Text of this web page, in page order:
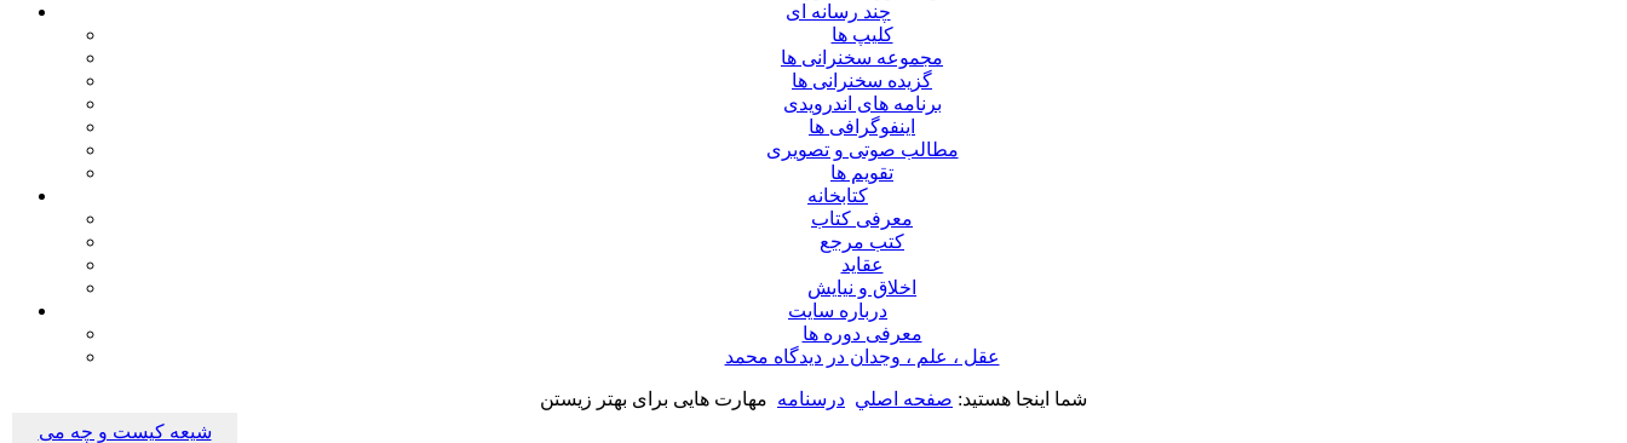
چند رسانه ای
کلیپ ها
مجموعه سخنرانی ها
گزیده سخنرانی ها
برنامه های اندرویدی
اینفوگرافی ها
مطالب صوتی و تصویری
تقویم ها
كتابخانه
معرفی کتاب
کتب مرجع
عقاید
اخلاق و نیایش
درباره سايت
معرفی دوره ها
عقل ، علم ، وجدان در ديدگاه محمد
شما اینجا هستید: صفحه اصلي درسنامه مهارت هایی برای بهتر زیستن
شیعه کیست و چه می